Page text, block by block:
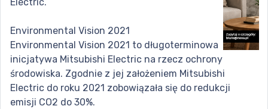
Electric.
Environmental Vision 2021
Environmental Vision 2021 to długoterminowa
inicjatywa Mitsubishi Electric na rzecz ochrony
środowiska. Zgodnie z jej założeniem Mitsubishi
Electric do roku 2021 zobowiązała się do redukcji
emisji CO2 do 30%.